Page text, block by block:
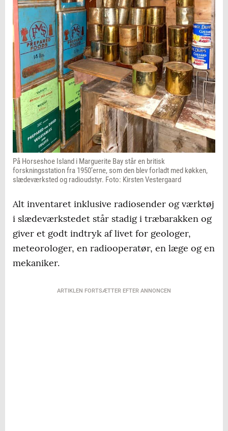
På Horseshoe Island i Marguerite Bay står en britisk
forskningsstation fra 1950’erne, som den blev forladt med køkken,
slædeværksted og radioudstyr. Foto: Kirsten Vestergaard
Alt inventaret inklusive radiosender og værktøj
i slædeværkstedet står stadig i træbarakken og
giver et godt indtryk af livet for geologer,
meteorologer, en radiooperatør, en læge og en
mekaniker.
ARTIKLEN FORTSÆTTER EFTER ANNONCEN